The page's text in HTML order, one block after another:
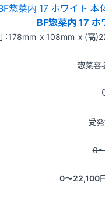
BF惣菜内 17
：178mm x 108mm x (高
惣菜容
受
0
0〜22,100